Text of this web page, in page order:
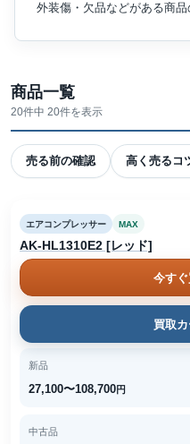
外装傷・欠品などがある商品
商品一覧
20件中 20件を表示
売る前の確認 高く売るコ
エアコンプレッサー MAX
AK-HL1310E2 [レッド]
今す
買取
新品
27,100〜108,700円
中古品